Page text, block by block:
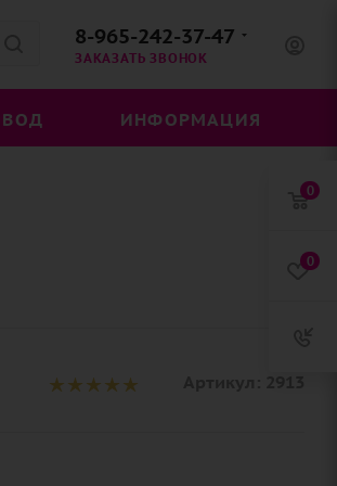
8-965-242-37-47
ЗАКАЗАТЬ ЗВОНОК
ИНФОРМАЦИЯ
0
0